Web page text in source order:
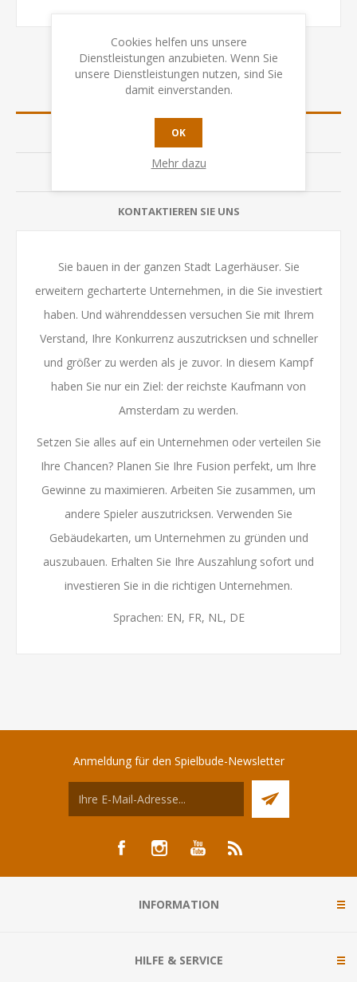
ÜBERSICHT
SPEZIFIKATION
BEWERTUNGEN
KONTAKTIEREN SIE UNS
Sie bauen in der ganzen Stadt Lagerhäuser. Sie
erweitern gecharterte Unternehmen, in die Sie investiert
haben. Und währenddessen versuchen Sie mit Ihrem
Verstand, Ihre Konkurrenz auszutricksen und schneller
und größer zu werden als je zuvor. In diesem Kampf
haben Sie nur ein Ziel: der reichste Kaufmann von
Amsterdam zu werden.
Setzen Sie alles auf ein Unternehmen oder verteilen Sie
Ihre Chancen? Planen Sie Ihre Fusion perfekt, um Ihre
Gewinne zu maximieren. Arbeiten Sie zusammen, um
andere Spieler auszutricksen. Verwenden Sie
Gebäudekarten, um Unternehmen zu gründen und
auszubauen. Erhalten Sie Ihre Auszahlung sofort und
investieren Sie in die richtigen Unternehmen.
Sprachen: EN, FR, NL, DE
Anmeldung für den Spielbude-Newsletter
INFORMATION
HILFE & SERVICE
Cookies helfen uns unsere
Dienstleistungen anzubieten. Wenn Sie
unsere Dienstleistungen nutzen, sind Sie
damit einverstanden.
OK
Mehr dazu